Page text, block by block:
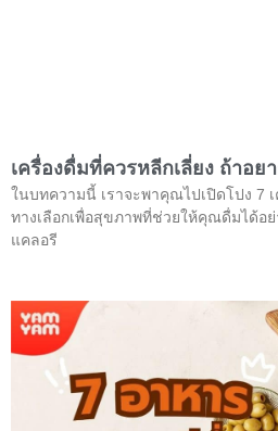
เครื่องดื่มที่ควรหลีกเลี่ยง ถ้าอย
ในบทความนี้ เราจะพาคุณไปเปิดโปง 7
ทางเลือกเพื่อสุขภาพที่ช่วยให้คุณดื่มได้อย่
แคลอรี